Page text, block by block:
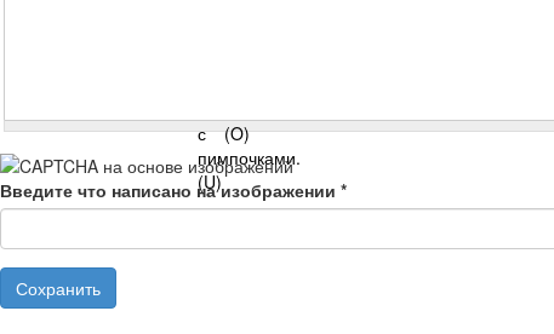
Введите что написано на изображении *
Сохранить